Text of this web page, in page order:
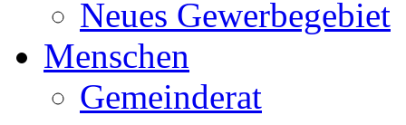
Neues Gewerbegebiet
Menschen
Gemeinderat